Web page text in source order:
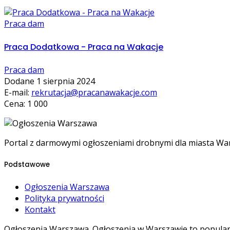
Praca dam
Praca Dodatkowa - Praca na Wakacje
Praca dam
Dodane 1 sierpnia 2024
E-mail: rekrutacja@pracanawakacje.com
Cena: 1 000
Portal z darmowymi ogłoszeniami drobnymi dla miasta
Podstawowe
Ogłoszenia Warszawa
Polityka prywatności
Kontakt